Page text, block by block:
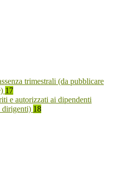
trimestrali (da pubblicare
17
e autorizzati ai dipendenti
dirigenti) 18